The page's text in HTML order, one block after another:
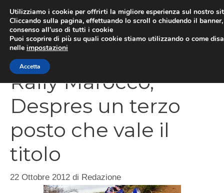
contenuto
Rally Marocco,
Despres un terzo
posto che vale il
titolo
22 Ottobre 2012 di Redazione
Utilizziamo i cookie per offrirti la migliore esperienza sul nostro
Cliccando sulla pagina, effettuando lo scroll o chiudendo il
consenso all’uso di tutti i cookie
Puoi scoprire di più su quali cookie stiamo utilizzando o come
nelle impostazioni
Accetta